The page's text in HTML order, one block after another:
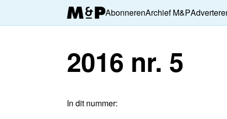
AbonnerenArchief M&P
2016 nr. 5
In dit nummer: